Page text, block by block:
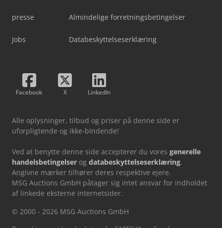
presse
Jobs
Almindelige forretningsbetingelser
Databeskyttelseserklæring
Facebook X LinkedIn
Alle oplysninger, tilbud og priser på denne side er
uforpligtende og ikke-bindende!
Ved at benytte denne side accepterer du vores generelle
handelsbetingelser og databeskyttelseserklæring.
Angivne mærker tilhører deres respektive ejere.
MSG Auctions GmbH påtager sig intet ansvar for indholdet
af linkede eksterne internetsider.
© 2000 - 2026 MSG Auctions GmbH